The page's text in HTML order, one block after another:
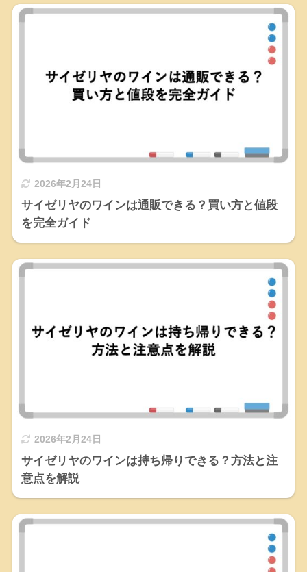
2026年2月24日
サイゼリヤのワインは通販できる？買い方と値段
を完全ガイド
2026年2月24日
サイゼリヤのワインは持ち帰りできる？方法と注
意点を解説